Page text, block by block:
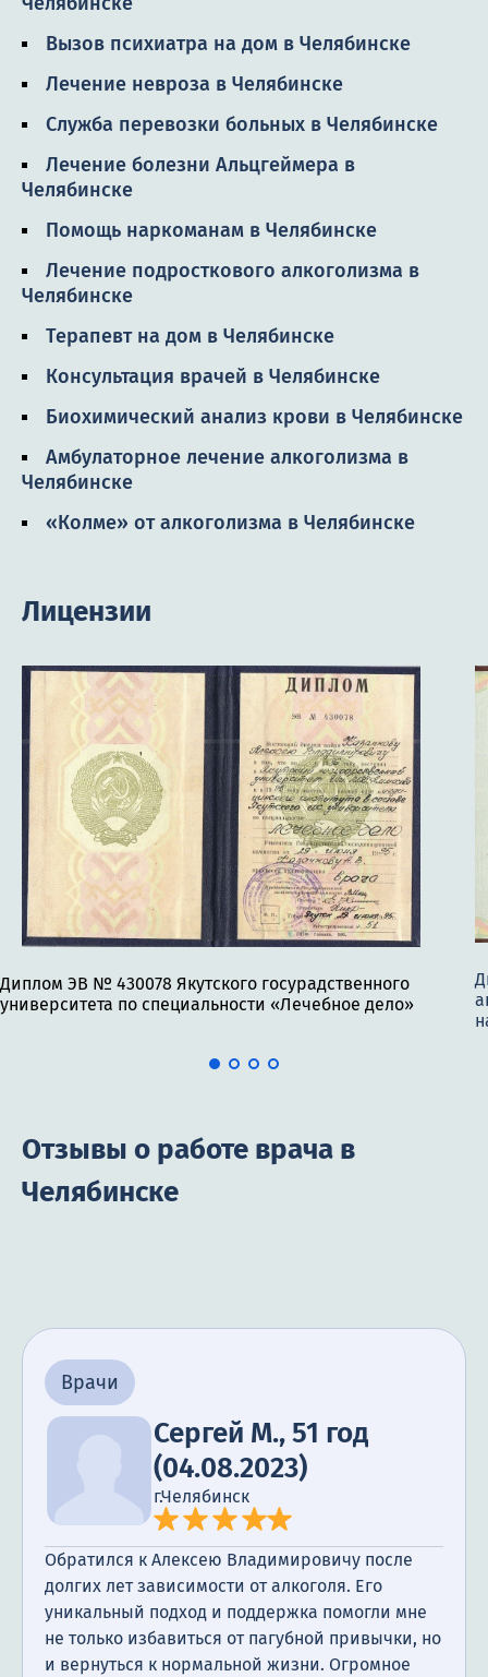
Вызов психиатра на дом в Челябинске
Лечение невроза в Челябинске
Служба перевозки больных в Челябинске
Лечение болезни Альцгеймера в
Челябинске
Помощь наркоманам в Челябинске
Лечение подросткового алкоголизма в
Челябинске
Терапевт на дом в Челябинске
Консультация врачей в Челябинске
Биохимический анализ крови в Челябинске
Амбулаторное лечение алкоголизма в
Челябинске
«Колме» от алкоголизма в Челябинске
Лицензии
Диплом ЭВ № 430078 Якутского госурадственного
университета по специальности «Лечебное дело»
Отзывы о работе врача в
Челябинске
Врачи
Сергей М., 51 год
(04.08.2023)
г.Челябинск
Обратился к Алексею Владимировичу после
долгих лет зависимости от алкоголя. Его
уникальный подход и поддержка помогли мне
не только избавиться от пагубной привычки, но
и вернуться к нормальной жизни. Огромное